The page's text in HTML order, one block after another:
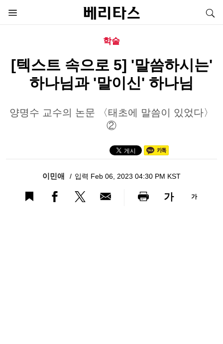
학술
[텍스트 속으로 5] '말씀하시는'
하나님과 '말이신' 하나님
양명수 교수의 논문 〈태초에 말씀이 있었다〉
②
이민애 입력 Feb 06, 2023 04:30 PM KST
가 가